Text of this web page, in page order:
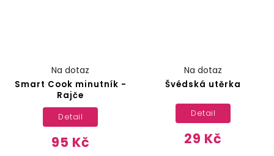
Smart Cook minutník -
Rajče
Na dotaz
95 Kč
Detail
Švédská utěrka
Na dotaz
29 Kč
Detail